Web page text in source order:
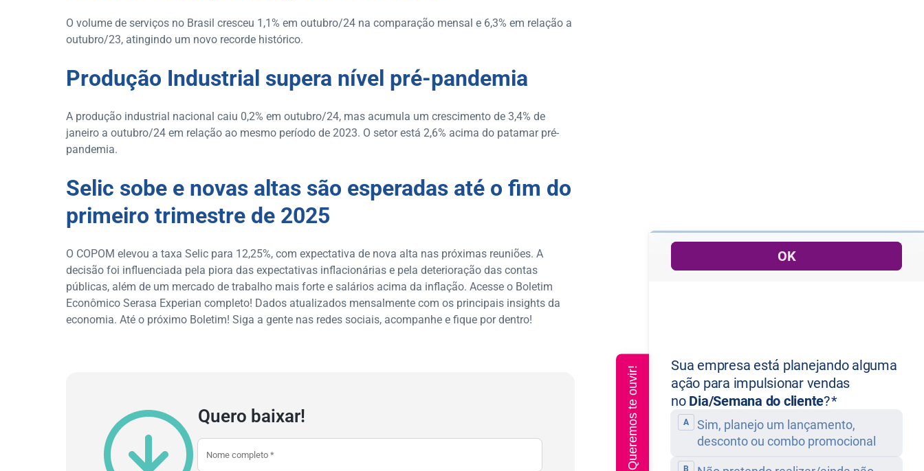
O volume de serviços no Brasil cresceu 1,1% em outubro/24 na comparação mensal e 6,3% em relação a
outubro/23, atingindo um novo recorde histórico.
Produção Industrial supera nível pré-pandemia
A produção industrial nacional caiu 0,2% em outubro/24, mas acumula um crescimento de 3,4% de
janeiro a outubro/24 em relação ao mesmo período de 2023. O setor está 2,6% acima do patamar pré-
pandemia.
Selic sobe e novas altas são esperadas até o fim do
primeiro trimestre de 2025
O COPOM elevou a taxa Selic para 12,25%, com expectativa de nova alta nas próximas reuniões. A
decisão foi influenciada pela piora das expectativas inflacionárias e pela deterioração das contas
públicas, além de um mercado de trabalho mais forte e salários acima da inflação. Acesse o Boletim
Econômico Serasa Experian completo! Dados atualizados mensalmente com os principais insights da
economia. Até o próximo Boletim! Siga a gente nas redes sociais, acompanhe e fique por dentro!
Quero baixar! Queremos te ouvir!